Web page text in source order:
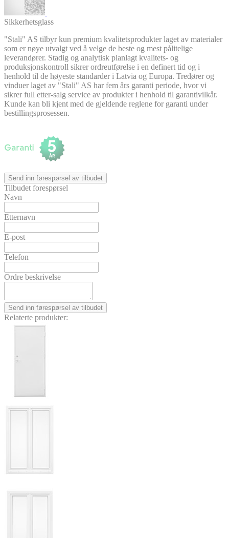
Sikkerhetsglass
"Stali" AS tilbyr kun premium kvalitetsprodukter laget av materialer
som er nøye utvalgt ved å velge de beste og mest pålitelige
leverandører. Stadig og analytisk planlagt kvalitets- og
produksjonskontroll sikrer ordreutførelse i en definert tid og i
henhold til de høyeste standarder i Latvia og Europa. Tredører og
vinduer laget av "Stali" AS har fem års garanti periode, hvor vi
sikrer full etter-salg service av produkter i henhold til garantivilkår.
Kunde kan bli kjent med de gjeldende reglene for garanti under
bestillingsprosessen.
Send inn førespørsel av tilbudet
Tilbudet forespørsel
Navn
Etternavn
E-post
Telefon
Ordre beskrivelse
Send inn førespørsel av tilbudet
Relaterte produkter: